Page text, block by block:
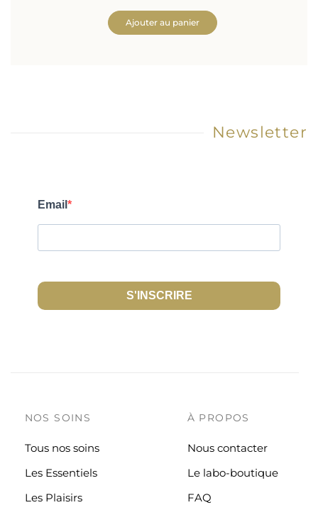
Ajouter au panier
Newsletter
NOS SOINS
Tous nos soins
Les Essentiels
Les Plaisirs
À PROPOS
Nous contacter
Le labo-boutique
FAQ
Email
S'INSCRIRE